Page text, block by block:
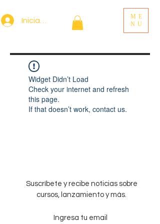
Iniciar sesión
ME
NU
Widget Didn’t Load
Check your internet and refresh
this page.
If that doesn’t work, contact us.
Suscríbete y recibe noticias sobre
cursos, lanzamiento y más.